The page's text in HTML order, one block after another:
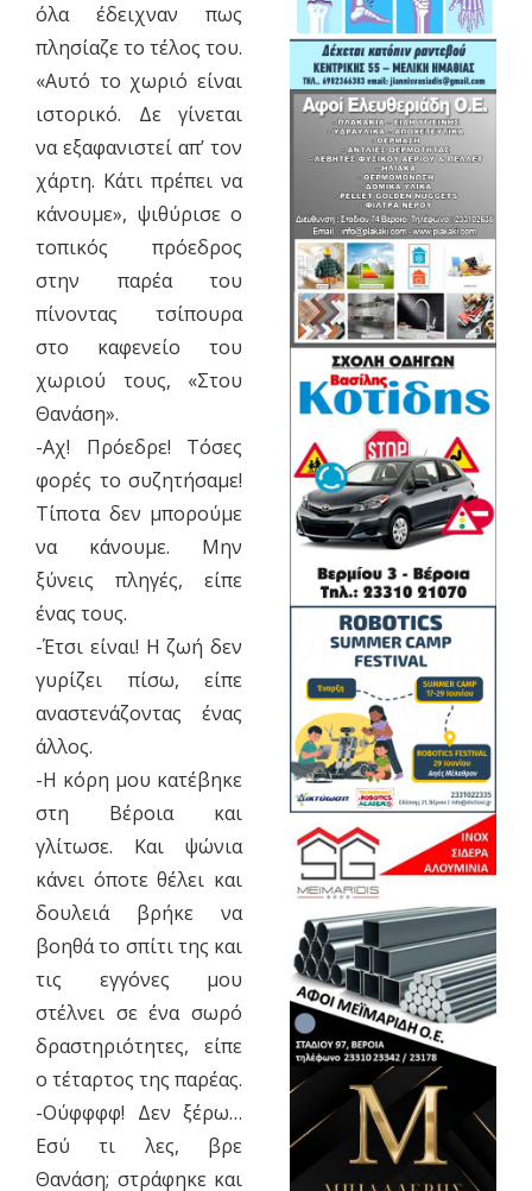
όλα έδειχναν πως
πλησίαζε το τέλος του.
«Αυτό το χωριό είναι
ιστορικό. Δε γίνεται
να εξαφανιστεί απ’ τον
χάρτη. Κάτι πρέπει να
κάνουμε», ψιθύρισε ο
τοπικός πρόεδρος
στην παρέα του
πίνοντας τσίπουρα
στο καφενείο του
χωριού τους, «Στου
Θανάση».
-Αχ! Πρόεδρε! Τόσες
φορές το συζητήσαμε!
Τίποτα δεν μπορούμε
να κάνουμε. Μην
ξύνεις πληγές, είπε
ένας τους.
-Έτσι είναι! Η ζωή δεν
γυρίζει πίσω, είπε
αναστενάζοντας ένας
άλλος.
-Η κόρη μου κατέβηκε
στη Βέροια και
γλίτωσε. Και ψώνια
κάνει όποτε θέλει και
δουλειά βρήκε να
βοηθά το σπίτι της και
τις εγγόνες μου
στέλνει σε ένα σωρό
δραστηριότητες, είπε
ο τέταρτος της παρέας.
-Ούφφφφ! Δεν ξέρω…
Εσύ τι λες, βρε
Θανάση; στράφηκε και